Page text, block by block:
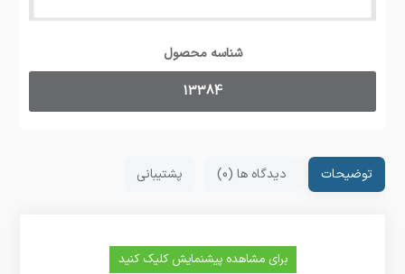
شناسه محصول
13384
توضیحات دیدگاه ها (0) پشتیبانی
برای مشاهده پیشنمایش کلیک کنید